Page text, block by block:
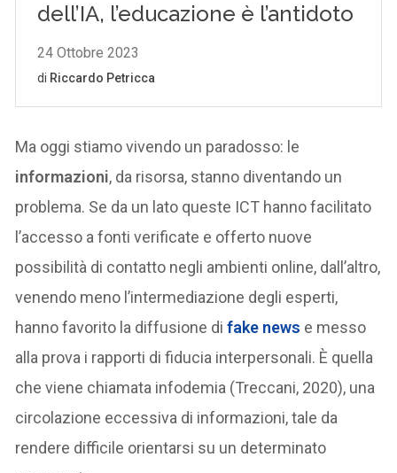
Ma oggi stiamo vivendo un paradosso: le
informazioni, da risorsa, stanno diventando un
problema. Se da un lato queste ICT hanno facilitato
l’accesso a fonti verificate e offerto nuove
possibilità di contatto negli ambienti online, dall’altro,
venendo meno l’intermediazione degli esperti,
hanno favorito la diffusione difake news e messo
alla prova i rapporti di fiducia interpersonali. È quella
che viene chiamata infodemia (Treccani, 2020), una
circolazione eccessiva di informazioni, tale da
rendere difficile orientarsi su un determinato